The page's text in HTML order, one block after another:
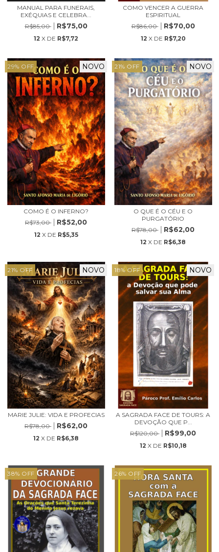
MANUAL PARA FUNERAIS,
EXÉQUIAS E CELEBRA...
R$85,00
R$75,00
12 X DE R$7,72
COMO VENCER A GUERRA
ESPIRITUAL
R$86,00
R$70,00
12 X DE R$7,20
29% OFF NOVO
COMO É O INFERNO?
R$73,00
R$52,00
12 X DE R$5,35
21% OFF NOVO
O QUE É O CÉU E O
PURGATÓRIO
R$78,00
R$62,00
12 X DE R$6,38
21% OFF NOVO
MARIE JULIE: VIDA E PROFECIAS
R$78,00
R$62,00
12 X DE R$6,38
18% OFF NOVO
A SAGRADA FACE DE TOURS: A
DEVOÇÃO QUE P...
R$120,00
R$99,00
12 X DE R$10,18
38% OFF 26% OFF